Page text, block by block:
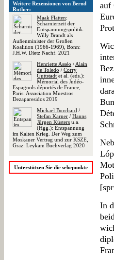
Weitere Rezensionen von Bernd
Rother:
Maak Flatten:
Scharnierzeit der
Entspannungspolitik.
Willy Brandt als
Außenminister der Großen
Koalition (1966-1969), Bonn:
J.H.W. Dietz Nachf. 2021
Henriette Asséo / Alain
de Toledo / Corry
Guttstadt et al. (eds.):
Mémorial des Judéo-
Espagnols déportés de France,
Paris: Association Muestros
Dezaparesidos 2019
Michael Borchard /
Stefan Karner / Hanns
Jürgen Küsters u.a.
(Hgg.): Entspannung
im Kalten Krieg. Der Weg zum
Moskauer Vertrag und zur KSZE,
Graz: Leykam Buchverlag 2020
Unterstützen Sie die sehepunkte
auf
In